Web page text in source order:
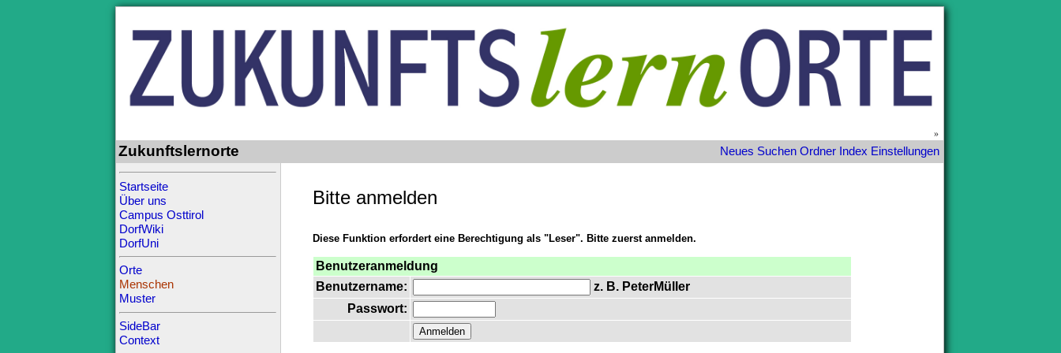
»
Zukunftslernorte Neues Suchen Ordner Index Einstellungen
Startseite
Über uns
Campus Osttirol
DorfWiki
DorfUni
Orte
Menschen
Muster
SideBar
Context
Bitte anmelden
Diese Funktion erfordert eine Berechtigung als "Leser". Bitte zuerst anmelden.
Benutzeranmeldung
Benutzername:
z. B. PeterMüller
Passwort: